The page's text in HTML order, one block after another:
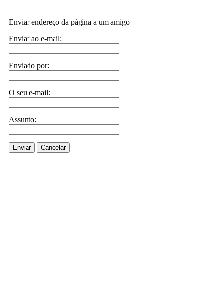
Enviar endereço da página a um amigo
Enviar ao e-mail:
Enviado por:
O seu e-mail:
Assunto:
Enviar Cancelar